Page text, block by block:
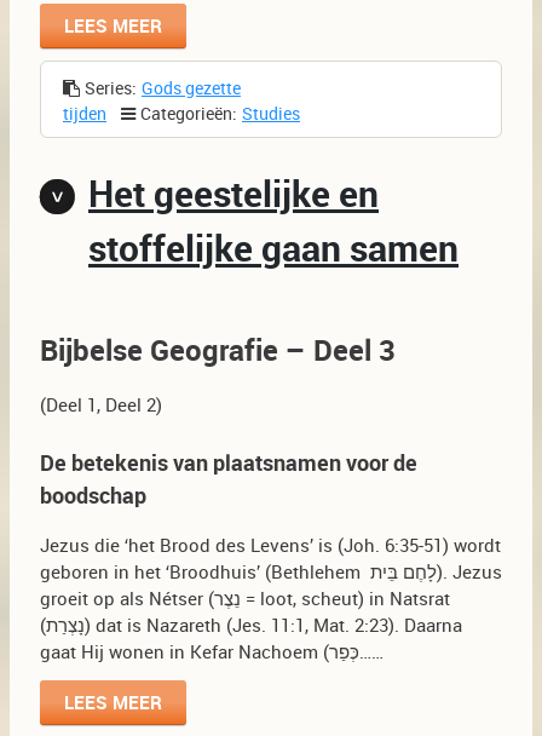
LEES MEER
Series: Gods gezette
tijden
Categorieën: Studies
Het geestelijke en
stoffelijke gaan samen
Bijbelse Geografie – Deel 3
(Deel 1, Deel 2)
De betekenis van plaatsnamen voor de
boodschap
Jezus die ‘het Brood des Levens’ is (Joh. 6:35-51) wordt
geboren in het ‘Broodhuis’ (Bethlehem לָחֶם בֵּית). Jezus
groeit op als Nétser (נֵצֶר = loot, scheut) in Natsrat
(נָצְרַת) dat is Nazareth (Jes. 11:1, Mat. 2:23). Daarna
gaat Hij wonen in Kefar Nachoem (כְּפַר……
LEES MEER